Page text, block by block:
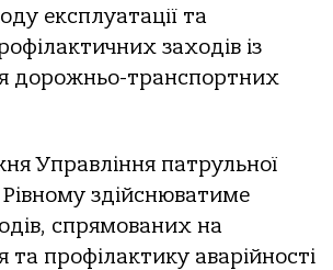
експлуатації та
заходів із
дорожньо-транспортних
я Управління патрульної
Рівному здійснюватиме
спрямованих на
профілактику аварійності